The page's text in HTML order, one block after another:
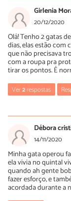
27/06/
Tenho duas
recuperando, já
como ela é
precisou de
veterinária
nova cirurgia
Girlenia
20/12/2020
Olá! Tenho 2 gatas
dias, elas estão
que não precisava
com a roupa pra
tirar os pontos. É
Ver2respostas
16/02/
Aconteceu o
Diego
Débora
14/11/2020
Minha gata operou
ela vivia no quintal
quando ah gente
fazer esforço, e
acordada durante a